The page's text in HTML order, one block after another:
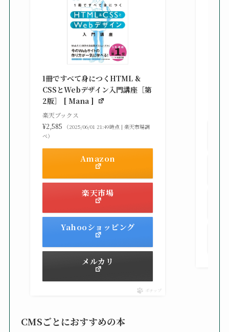
1冊ですべて身につくHTML &
CSSとWebデザイン入門講座［第
2版］ [ Mana ]
楽天ブックス
¥2,585
（2025/06/01 21:49時点 | 楽天市場調
べ）
Amazon
楽天市場
Yahooショッピング
メルカリ
ポチップ
CMSごとにおすすめの本